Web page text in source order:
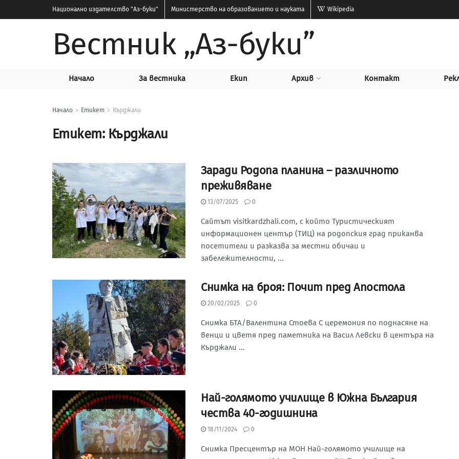
Национално издателство "Аз-буки" Министерство на образованието и науката Wikipedia
Вестник „Аз-буки”
Начало За вестника Екип Архив Контакт
Начало Етикет Кърджали
Етикет: Кърджали
Заради Родопа планина – различното
преживяване
13/07/2025 0
Сайтът visitkardzhali.com, с който Туристическият
информационен център (ТИЦ) на родопския град приканва
посетители и разказва за местни обичаи и
забележителности, ...
Снимка на броя: Почит пред Апостола
20/02/2025 0
Снимка БТА/Валентина Стоева С церемония по поднасяне на
венци и цветя пред паметника на Васил Левски в центъра на
Кърджали ...
Най-голямото училище в Южна България
чества 40-годишнина
18/11/2024 0
Снимка Пресцентър на МОН Най-голямото училище на